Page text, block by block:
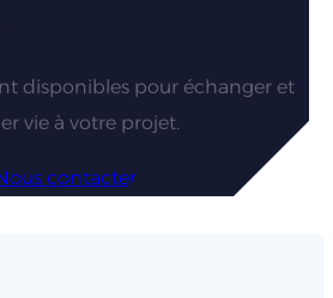
disponibles pour échanger et
vie à votre projet.
contacter